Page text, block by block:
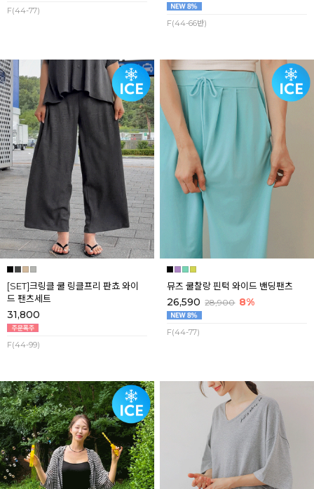
F(44-77)
F(44-66반)
[SET]크링클 쿨 링클프리 판쵸 와이
드 팬츠세트
31,800
F(44-99)
뮤즈 쿨찰랑 핀턱 와이드 밴딩팬츠
26,590 28,900 8%
F(44-77)